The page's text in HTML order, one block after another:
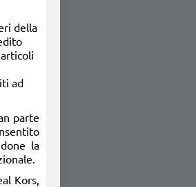
della
ad
parte
la
Kors,